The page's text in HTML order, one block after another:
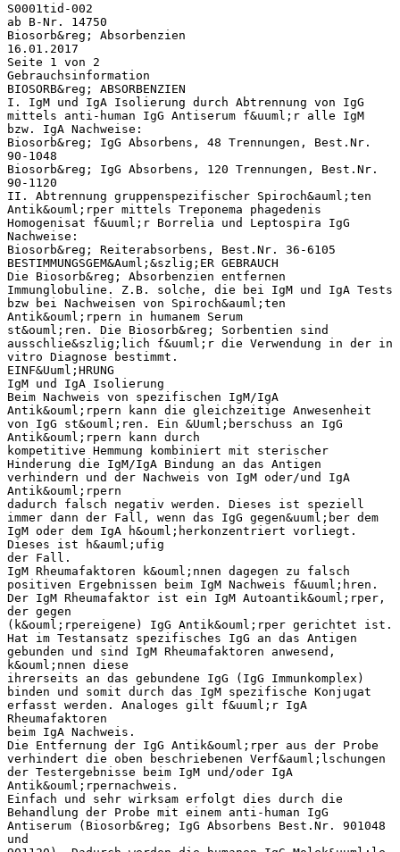
S0001tid-002
ab B-Nr. 14750
Biosorb&reg; Absorbenzien
16.01.2017
Seite 1 von 2
Gebrauchsinformation
BIOSORB&reg; ABSORBENZIEN
I. IgM und IgA Isolierung durch Abtrennung von IgG
mittels anti-human IgG Antiserum f&uuml;r alle IgM
bzw. IgA Nachweise:
Biosorb&reg; IgG Absorbens, 48 Trennungen, Best.Nr.
90-1048
Biosorb&reg; IgG Absorbens, 120 Trennungen, Best.Nr.
90-1120
II. Abtrennung gruppenspezifischer Spiroch&auml;ten
Antik&ouml;rper mittels Treponema phagedenis
Homogenisat f&uuml;r Borrelia und Leptospira IgG
Nachweise:
Biosorb&reg; Reiterabsorbens, Best.Nr. 36-6105
BESTIMMUNGSGEM&Auml;&szlig;ER GEBRAUCH
Die Biosorb&reg; Absorbenzien entfernen
Immunglobuline. Z.B. solche, die bei IgM und IgA Tests
bzw bei Nachweisen von Spiroch&auml;ten
Antik&ouml;rpern in humanem Serum
st&ouml;ren. Die Biosorb&reg; Sorbentien sind
ausschlie&szlig;lich f&uuml;r die Verwendung in der in
vitro Diagnose bestimmt.
EINF&Uuml;HRUNG
IgM und IgA Isolierung
Beim Nachweis von spezifischen IgM/IgA
Antik&ouml;rpern kann die gleichzeitige Anwesenheit
von IgG st&ouml;ren. Ein &Uuml;berschuss an IgG
Antik&ouml;rpern kann durch
kompetitive Hemmung kombiniert mit sterischer
Hinderung die IgM/IgA Bindung an das Antigen
verhindern und der Nachweis von IgM oder/und IgA
Antik&ouml;rpern
dadurch falsch negativ werden. Dieses ist speziell
immer dann der Fall, wenn das IgG gegen&uuml;ber dem
IgM oder dem IgA h&ouml;herkonzentriert vorliegt.
Dieses ist h&auml;ufig
der Fall.
IgM Rheumafaktoren k&ouml;nnen dagegen zu falsch
positiven Ergebnissen beim IgM Nachweis f&uuml;hren.
Der IgM Rheumafaktor ist ein IgM Autoantik&ouml;rper,
der gegen
(k&ouml;rpereigene) IgG Antik&ouml;rper gerichtet ist.
Hat im Testansatz spezifisches IgG an das Antigen
gebunden und sind IgM Rheumafaktoren anwesend,
k&ouml;nnen diese
ihrerseits an das gebundene IgG (IgG Immunkomplex)
binden und somit durch das IgM spezifische Konjugat
erfasst werden. Analoges gilt f&uuml;r IgA
Rheumafaktoren
beim IgA Nachweis.
Die Entfernung der IgG Antik&ouml;rper aus der Probe
verhindert die oben beschriebenen Verf&auml;lschungen
der Testergebnisse beim IgM und/oder IgA
Antik&ouml;rpernachweis.
Einfach und sehr wirksam erfolgt dies durch die
Behandlung der Probe mit einem anti-human IgG
Antiserum (Biosorb&reg; IgG Absorbens Best.Nr. 901048
und